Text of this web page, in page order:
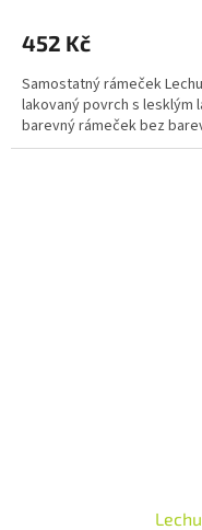
452 Kč
Samostatný rámeček
lakovaný povrch s lesklým
barevný rámeček bez